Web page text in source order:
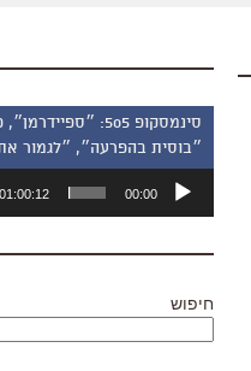
סינמסקופ 505:
״בוסית בהפרעה״, ״לגמור
אודיו
00:00
01:00:12
חיפוש